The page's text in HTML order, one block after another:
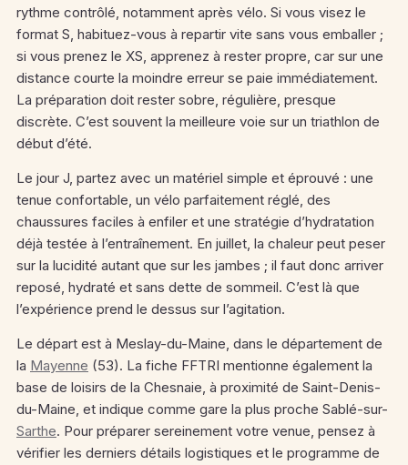
rythme contrôlé, notamment après vélo. Si vous visez le
format S, habituez-vous à repartir vite sans vous emballer ;
si vous prenez le XS, apprenez à rester propre, car sur une
distance courte la moindre erreur se paie immédiatement.
La préparation doit rester sobre, régulière, presque
discrète. C’est souvent la meilleure voie sur un triathlon de
début d’été.
Le jour J, partez avec un matériel simple et éprouvé : une
tenue confortable, un vélo parfaitement réglé, des
chaussures faciles à enfiler et une stratégie d’hydratation
déjà testée à l’entraînement. En juillet, la chaleur peut peser
sur la lucidité autant que sur les jambes ; il faut donc arriver
reposé, hydraté et sans dette de sommeil. C’est là que
l’expérience prend le dessus sur l’agitation.
Le départ est à Meslay-du-Maine, dans le département de
la Mayenne (53). La fiche FFTRI mentionne également la
base de loisirs de la Chesnaie, à proximité de Saint-Denis-
du-Maine, et indique comme gare la plus proche Sablé-sur-
Sarthe. Pour préparer sereinement votre venue, pensez à
vérifier les derniers détails logistiques et le programme de